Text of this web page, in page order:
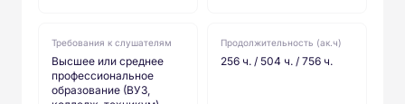
Требования к слушателям
Высшее или среднее
профессиональное
образование (ВУЗ,
Продолжительность (ак.ч)
256 ч. / 504 ч. / 756 ч.